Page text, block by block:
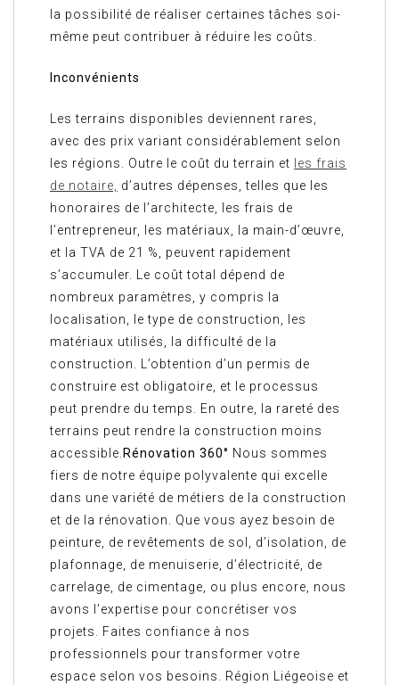
la possibilité de réaliser certaines tâches soi-
même peut contribuer à réduire les coûts.
Inconvénients
Les terrains disponibles deviennent rares,
avec des prix variant considérablement selon
les régions. Outre le coût du terrain et les frais
de notaire,
d’autres dépenses, telles que les
honoraires de l’architecte, les frais de
l’entrepreneur, les matériaux, la main-d’œuvre,
et la TVA de 21 %, peuvent rapidement
s’accumuler. Le coût total dépend de
nombreux paramètres, y compris la
localisation, le type de construction, les
matériaux utilisés, la difficulté de la
construction. L’obtention d’un permis de
construire est obligatoire, et le processus
peut prendre du temps. En outre, la rareté des
terrains peut rendre la construction moins
accessible. Rénovation 360° Nous sommes
fiers de notre équipe polyvalente qui excelle
dans une variété de métiers de la construction
et de la rénovation. Que vous ayez besoin de
peinture, de revêtements de sol, d’isolation, de
plafonnage, de menuiserie, d’électricité, de
carrelage, de cimentage, ou plus encore, nous
avons l’expertise pour concrétiser vos
projets. Faites confiance à nos
professionnels pour transformer votre
espace selon vos besoins. Région Liégeoise et